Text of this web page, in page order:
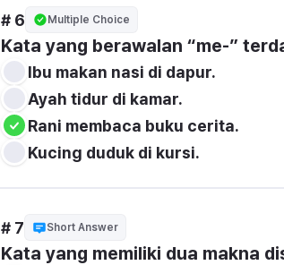
# 6 Multiple Choice
Kata yang berawalan “me-”
Ibu makan nasi di dapur.
Ayah tidur di kamar.
Rani membaca buku cerita.
Kucing duduk di kursi.
# 7 Short Answer
Kata yang memiliki dua makna